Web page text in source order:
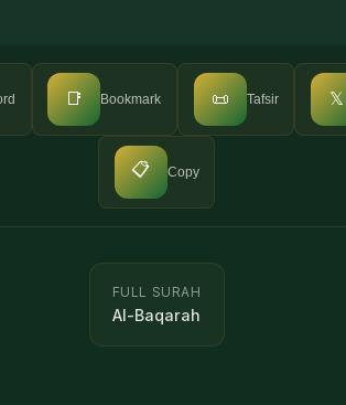
📑 Bookmark 📜 Tafsir 𝕏
📋 Copy
FULL SURAH
Al-Baqarah